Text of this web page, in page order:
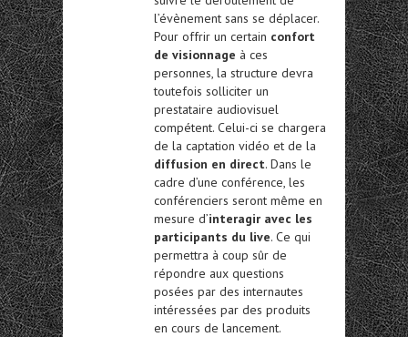
l’évènement sans se déplacer.
Pour offrir un certain confort
de visionnage à ces
personnes, la structure devra
toutefois solliciter un
prestataire audiovisuel
compétent. Celui-ci se chargera
de la captation vidéo et de la
diffusion en direct. Dans le
cadre d’une conférence, les
conférenciers seront même en
mesure d’interagir avec les
participants du live. Ce qui
permettra à coup sûr de
répondre aux questions
posées par des internautes
intéressées par des produits
en cours de lancement.